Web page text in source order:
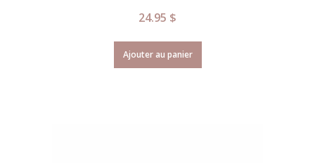
24.95 $
Ajouter au panier